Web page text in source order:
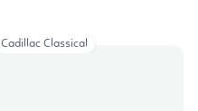
Cadillac Classical